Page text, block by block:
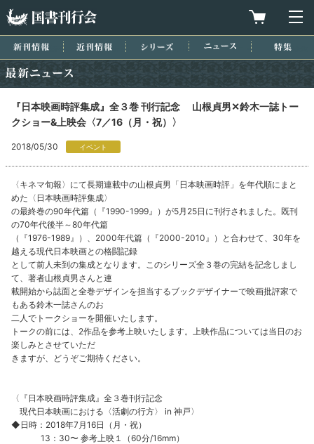
買物カゴを
新刊情報 近刊情報 シリーズ ニュース
『日本映画時評集成』全３巻 刊行記念 山根貞男✕鈴木一誌トー
クショー&上映会〈7／16（月・祝）〉
2018/05/30 イベント
〈キネマ旬報〉にて長期連載中の山根貞男「日本映画時評」を年代順にまと
めた〈日本映画時評集成〉
の最終巻の90年代篇（『1990-1999』）が5月25日に刊行されました。既刊
の70年代後半～80年代篇
（『1976-1989』）、2000年代篇（『2000-2010』）と合わせて、30年を
越える現代日本映画との格闘記録
として前人未到の集成となります。このシリーズ全３巻の完結を記念しまし
て、著者山根貞男さんと連
載開始から誌面と全巻デザインを担当するブックデザイナーで映画批評家で
もある鈴木一誌さんのお
二人でトークショーを開催いたします。
トークの前には、2作品を参考上映いたします。上映作品については当日のお
楽しみとさせていただ
きますが、どうぞご期待ください。
〈『日本映画時評集成』全３巻刊行記念
現代日本映画における〈活劇の行方〉 in 神戸〉
◆日時：2018年7月16日（月・祝）
13：30〜 参考上映１（60分/16mm）